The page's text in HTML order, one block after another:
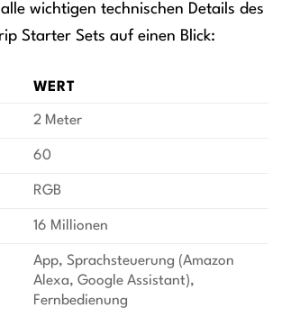
wichtigen technischen Details des
Starter Sets auf einen Blick:
WERT
2 Meter
60
RGB
16 Millionen
App, Sprachsteuerung (Amazon
Alexa, Google Assistant),
Fernbedienung